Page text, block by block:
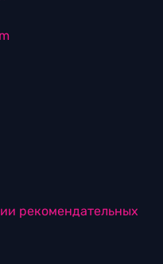
рекомендательных